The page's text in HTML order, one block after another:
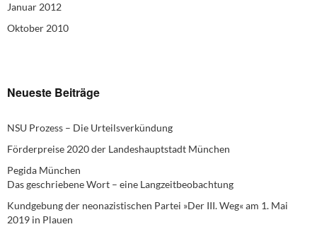
Januar 2012
Oktober 2010
Neueste Beiträge
NSU Prozess – Die Urteilsverkündung
Förderpreise 2020 der Landeshauptstadt München
Pegida München
Das geschriebene Wort – eine Langzeitbeobachtung
Kundgebung der neonazistischen Partei »Der III. Weg« am 1. Mai
2019 in Plauen